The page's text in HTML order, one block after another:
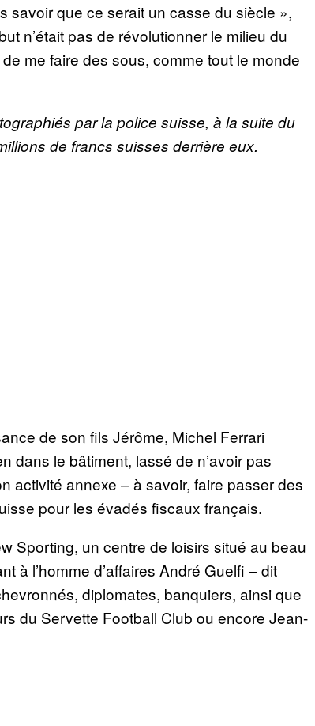
savoir que ce serait un casse du siècle »,
n’était pas de révolutionner le milieu du
me faire des sous, comme tout le monde
par la police suisse, à la suite du
de francs suisses derrière eux.
de son fils Jérôme, Michel Ferrari
dans le bâtiment, lassé de n’avoir pas
activité annexe – à savoir, faire passer des
pour les évadés fiscaux français.
Sporting, un centre de loisirs situé au beau
à l’homme d’affaires André Guelfi – dit
diplomates, banquiers, ainsi que
du Servette Football Club ou encore Jean-